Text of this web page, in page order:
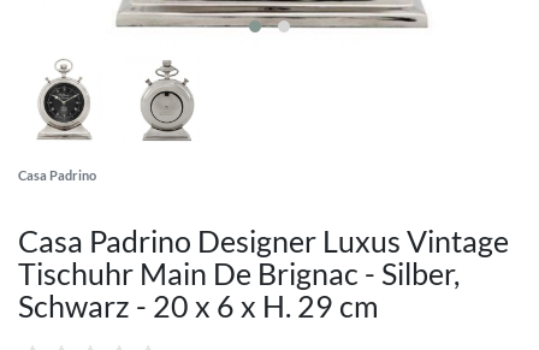
Casa Padrino
Casa Padrino Designer Luxus Vintage
Tischuhr Main De Brignac - Silber,
Schwarz - 20 x 6 x H. 29 cm